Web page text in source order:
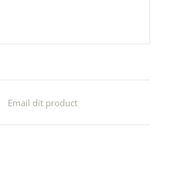
Email dit product